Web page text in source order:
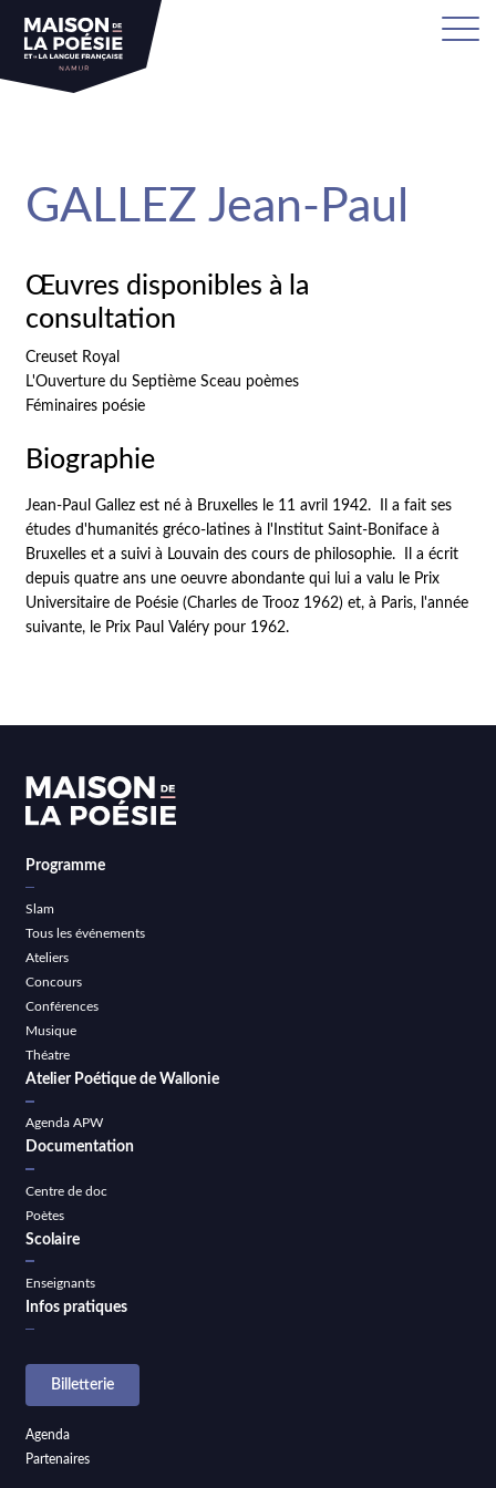
GALLEZ Jean-Paul
Œuvres disponibles à la
consultation
Creuset Royal
L'Ouverture du Septième Sceau poèmes
Féminaires poésie
Biographie
Jean-Paul Gallez est né à Bruxelles le 11 avril 1942. Il a fait ses
études d'humanités gréco-latines à l'Institut Saint-Boniface à
Bruxelles et a suivi à Louvain des cours de philosophie. Il a écrit
depuis quatre ans une oeuvre abondante qui lui a valu le Prix
Universitaire de Poésie (Charles de Trooz 1962) et, à Paris, l'année
suivante, le Prix Paul Valéry pour 1962.
Programme
Slam
Tous les événements
Ateliers
Concours
Conférences
Musique
Théatre
Atelier Poétique de Wallonie
Agenda APW
Documentation
Centre de doc
Poètes
Scolaire
Enseignants
Infos pratiques
Billetterie
Agenda
Partenaires